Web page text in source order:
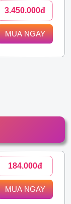
3.450.000đ
MUA NGAY
184.000đ
MUA NGAY